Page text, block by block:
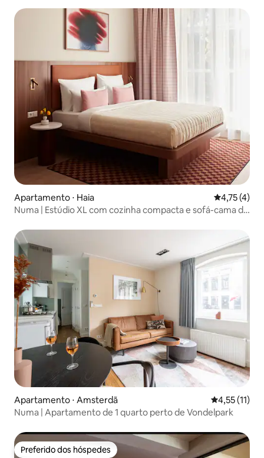
Apartamento ⋅ Haia 4,75 de
4,75 (4)
Numa | Estúdio XL com cozinha compacta e sofá-cama de
Apartamento ⋅ Amsterdã 4,55 de uma
4,55 (11)
Numa | Apartamento de 1 quarto perto de Vondelpark
Preferido dos hóspedes
Preferido dos hóspedes